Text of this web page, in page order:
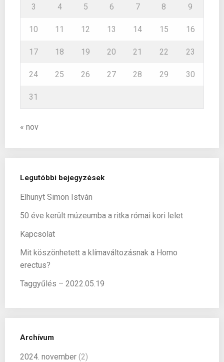
3 4 5 6 7 8 9
10 11 12 13 14 15 16
17 18 19 20 21 22 23
24 25 26 27 28 29 30
31
« nov
Legutóbbi bejegyzések
Elhunyt Simon István
50 éve került múzeumba a ritka római kori lelet
Kapcsolat
Mit köszönhetett a klímaváltozásnak a Homo
erectus?
Taggyűlés – 2022.05.19
Archívum
2024. november (2)